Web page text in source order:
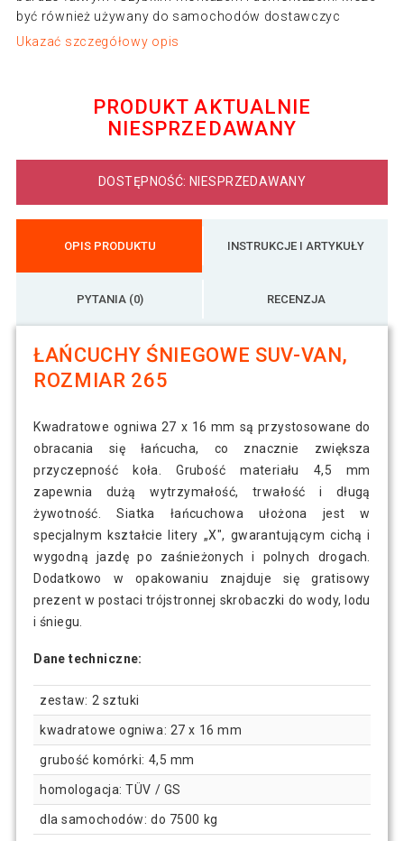
być również używany do samochodów dostawczyc
Ukazać szczegółowy opis
PRODUKT AKTUALNIE
NIESPRZEDAWANY
DOSTĘPNOŚĆ: NIESPRZEDAWANY
OPIS PRODUKTU INSTRUKCJE I ARTYKUŁY
PYTANIA (0) RECENZJA
ŁAŃCUCHY ŚNIEGOWE SUV-VAN,
ROZMIAR 265
Kwadratowe ogniwa 27 x 16 mm są przystosowane do
obracania się łańcucha, co znacznie zwiększa
przyczepność koła. Grubość materiału 4,5 mm
zapewnia dużą wytrzymałość, trwałość i długą
żywotność. Siatka łańcuchowa ułożona jest w
specjalnym kształcie litery „X", gwarantującym cichą i
wygodną jazdę po zaśnieżonych i polnych drogach.
Dodatkowo w opakowaniu znajduje się gratisowy
prezent w postaci trójstronnej skrobaczki do wody, lodu
i śniegu.
Dane techniczne:
zestaw: 2 sztuki
kwadratowe ogniwa: 27 x 16 mm
grubość komórki: 4,5 mm
homologacja: TÜV / GS
dla samochodów: do 7500 kg